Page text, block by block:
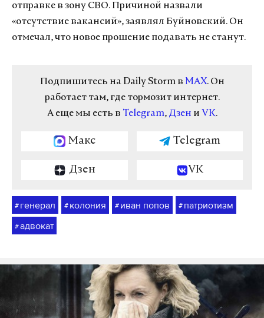
отправке в зону СВО. Причиной назвали
«отсутствие вакансий», заявлял Буйновский. Он
отмечал, что новое прошение подавать не станут.
Подпишитесь на Daily Storm в MAX. Он
работает там, где тормозит интернет.
А еще мы есть в Telegram, Дзен и VK.
Макс Telegram
Дзен VK
# генерал # колония # иван попов # патриотизм
#адвокат